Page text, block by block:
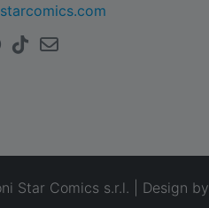
Star Comics s.r.l. | Design by